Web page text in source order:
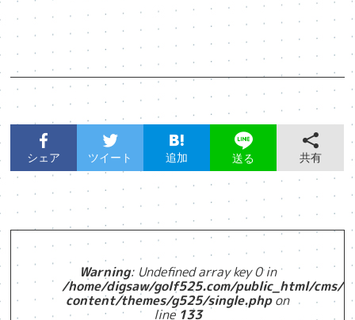
シェア ツイート 追加 送る 共有
Warning: Undefined array key 0 in
/home/digsaw/golf525.com/public_html/cms/
content/themes/g525/single.phpon
line 133